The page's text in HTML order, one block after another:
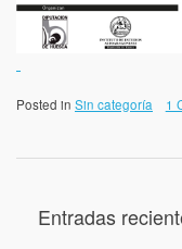
Posted in Sin categoría 1
Entradas